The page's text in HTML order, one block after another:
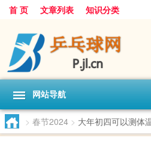
首 页 文章列表 知识分类
网站导航
> 春节2024 > 大年初四可以测体